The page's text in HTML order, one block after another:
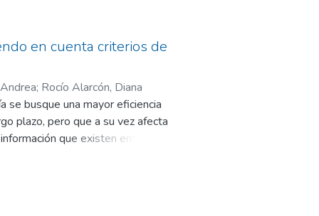
y el protocolo MQTT, bajo
y vehículos de transporte
partió del
disponibles en el mercado.
en cuenta criterios de
; Rocío Alarcón, Diana
se busque una mayor eficiencia
plazo, pero que a su vez afecta
que existen entre los
perecederos teniendo en
de estudio teórico, logrando
la ponderación que los